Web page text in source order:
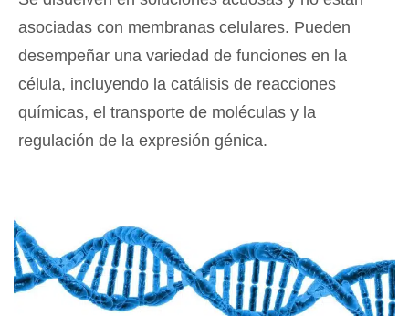
asociadas con membranas celulares. Pueden
desempeñar una variedad de funciones en la
célula, incluyendo la catálisis de reacciones
químicas, el transporte de moléculas y la
regulación de la expresión génica.